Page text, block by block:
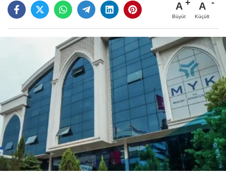
A
Büyüt
A
Küçült